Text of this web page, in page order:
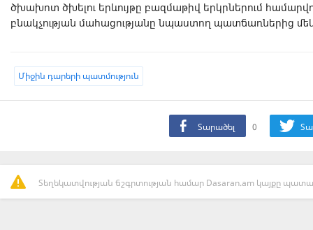
ծխախոտ ծխելու երևույթը բազմաթիվ երկրներում
բնակչության մահացությանը նպաստող պատճառներից
Միջին դարերի պատմություն
Տարածել 0
Տեղեկատվության ճշգրտության համար Dasaran.am կայքը